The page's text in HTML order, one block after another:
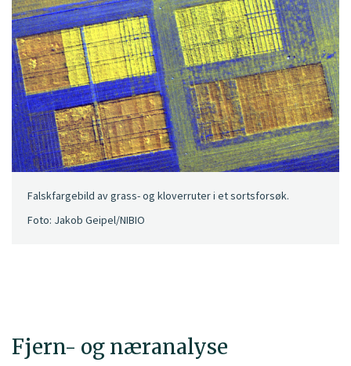
Fjern- og næranalyse
Falskfargebild av grass- og kloverruter i et sortsforsøk.
Foto: Jakob Geipel/NIBIO